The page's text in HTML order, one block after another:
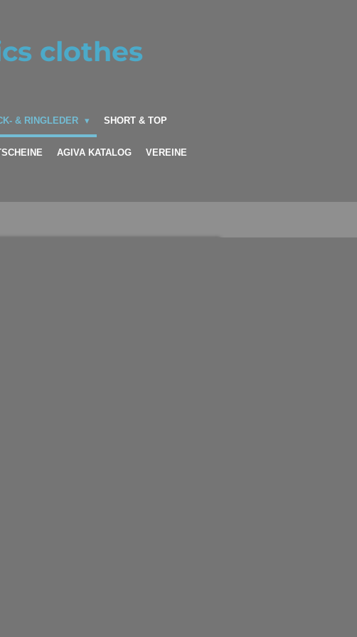
clothes
& RINGLEDER SHORT & TOP
AGIVA KATALOG VEREINE